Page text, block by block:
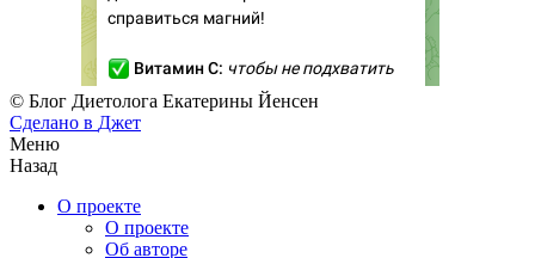
© Блог Диетолога Екатерины Йенсен
Сделано в Джет
Меню
Назад
О проекте
О проекте
Об авторе